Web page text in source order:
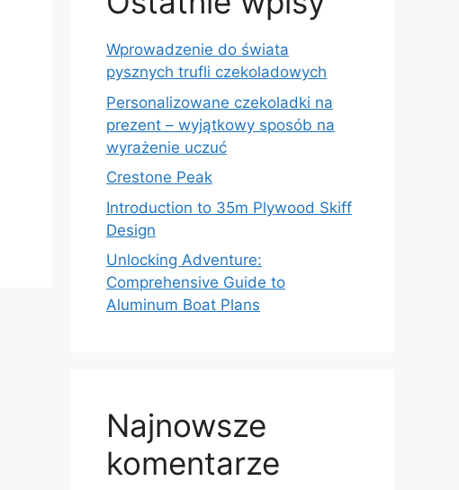
Wprowadzenie do świata
pysznych trufli czekoladowych
Personalizowane czekoladki na
prezent – wyjątkowy sposób na
wyrażenie uczuć
Crestone Peak
Introduction to 35m Plywood Skiff
Design
Unlocking Adventure:
Comprehensive Guide to
Aluminum Boat Plans
Najnowsze
komentarze